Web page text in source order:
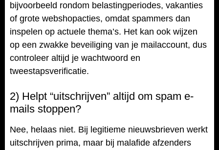
bijvoorbeeld rondom belastingperiodes, vakanties
of grote webshopacties, omdat spammers dan
inspelen op actuele thema’s. Het kan ook wijzen
op een zwakke beveiliging van je mailaccount, dus
controleer altijd je wachtwoord en
tweestapsverificatie.
2) Helpt “uitschrijven” altijd om spam e-
mails stoppen?
Nee, helaas niet. Bij legitieme nieuwsbrieven werkt
uitschrijven prima, maar bij malafide afzenders